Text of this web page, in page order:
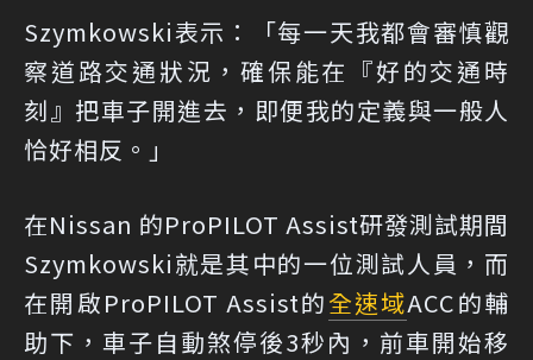
Szymkowski表示：「每一天我都會審慎觀
察道路交通狀況，確保能在『好的交通時
刻』把車子開進去，即便我的定義與一般人
恰好相反。」
在Nissan 的ProPILOT Assist研發測試期間
Szymkowski就是其中的一位測試人員，而
在開啟ProPILOT Assist的全速域ACC的輔
助下，車子自動煞停後3秒內，前車開始移